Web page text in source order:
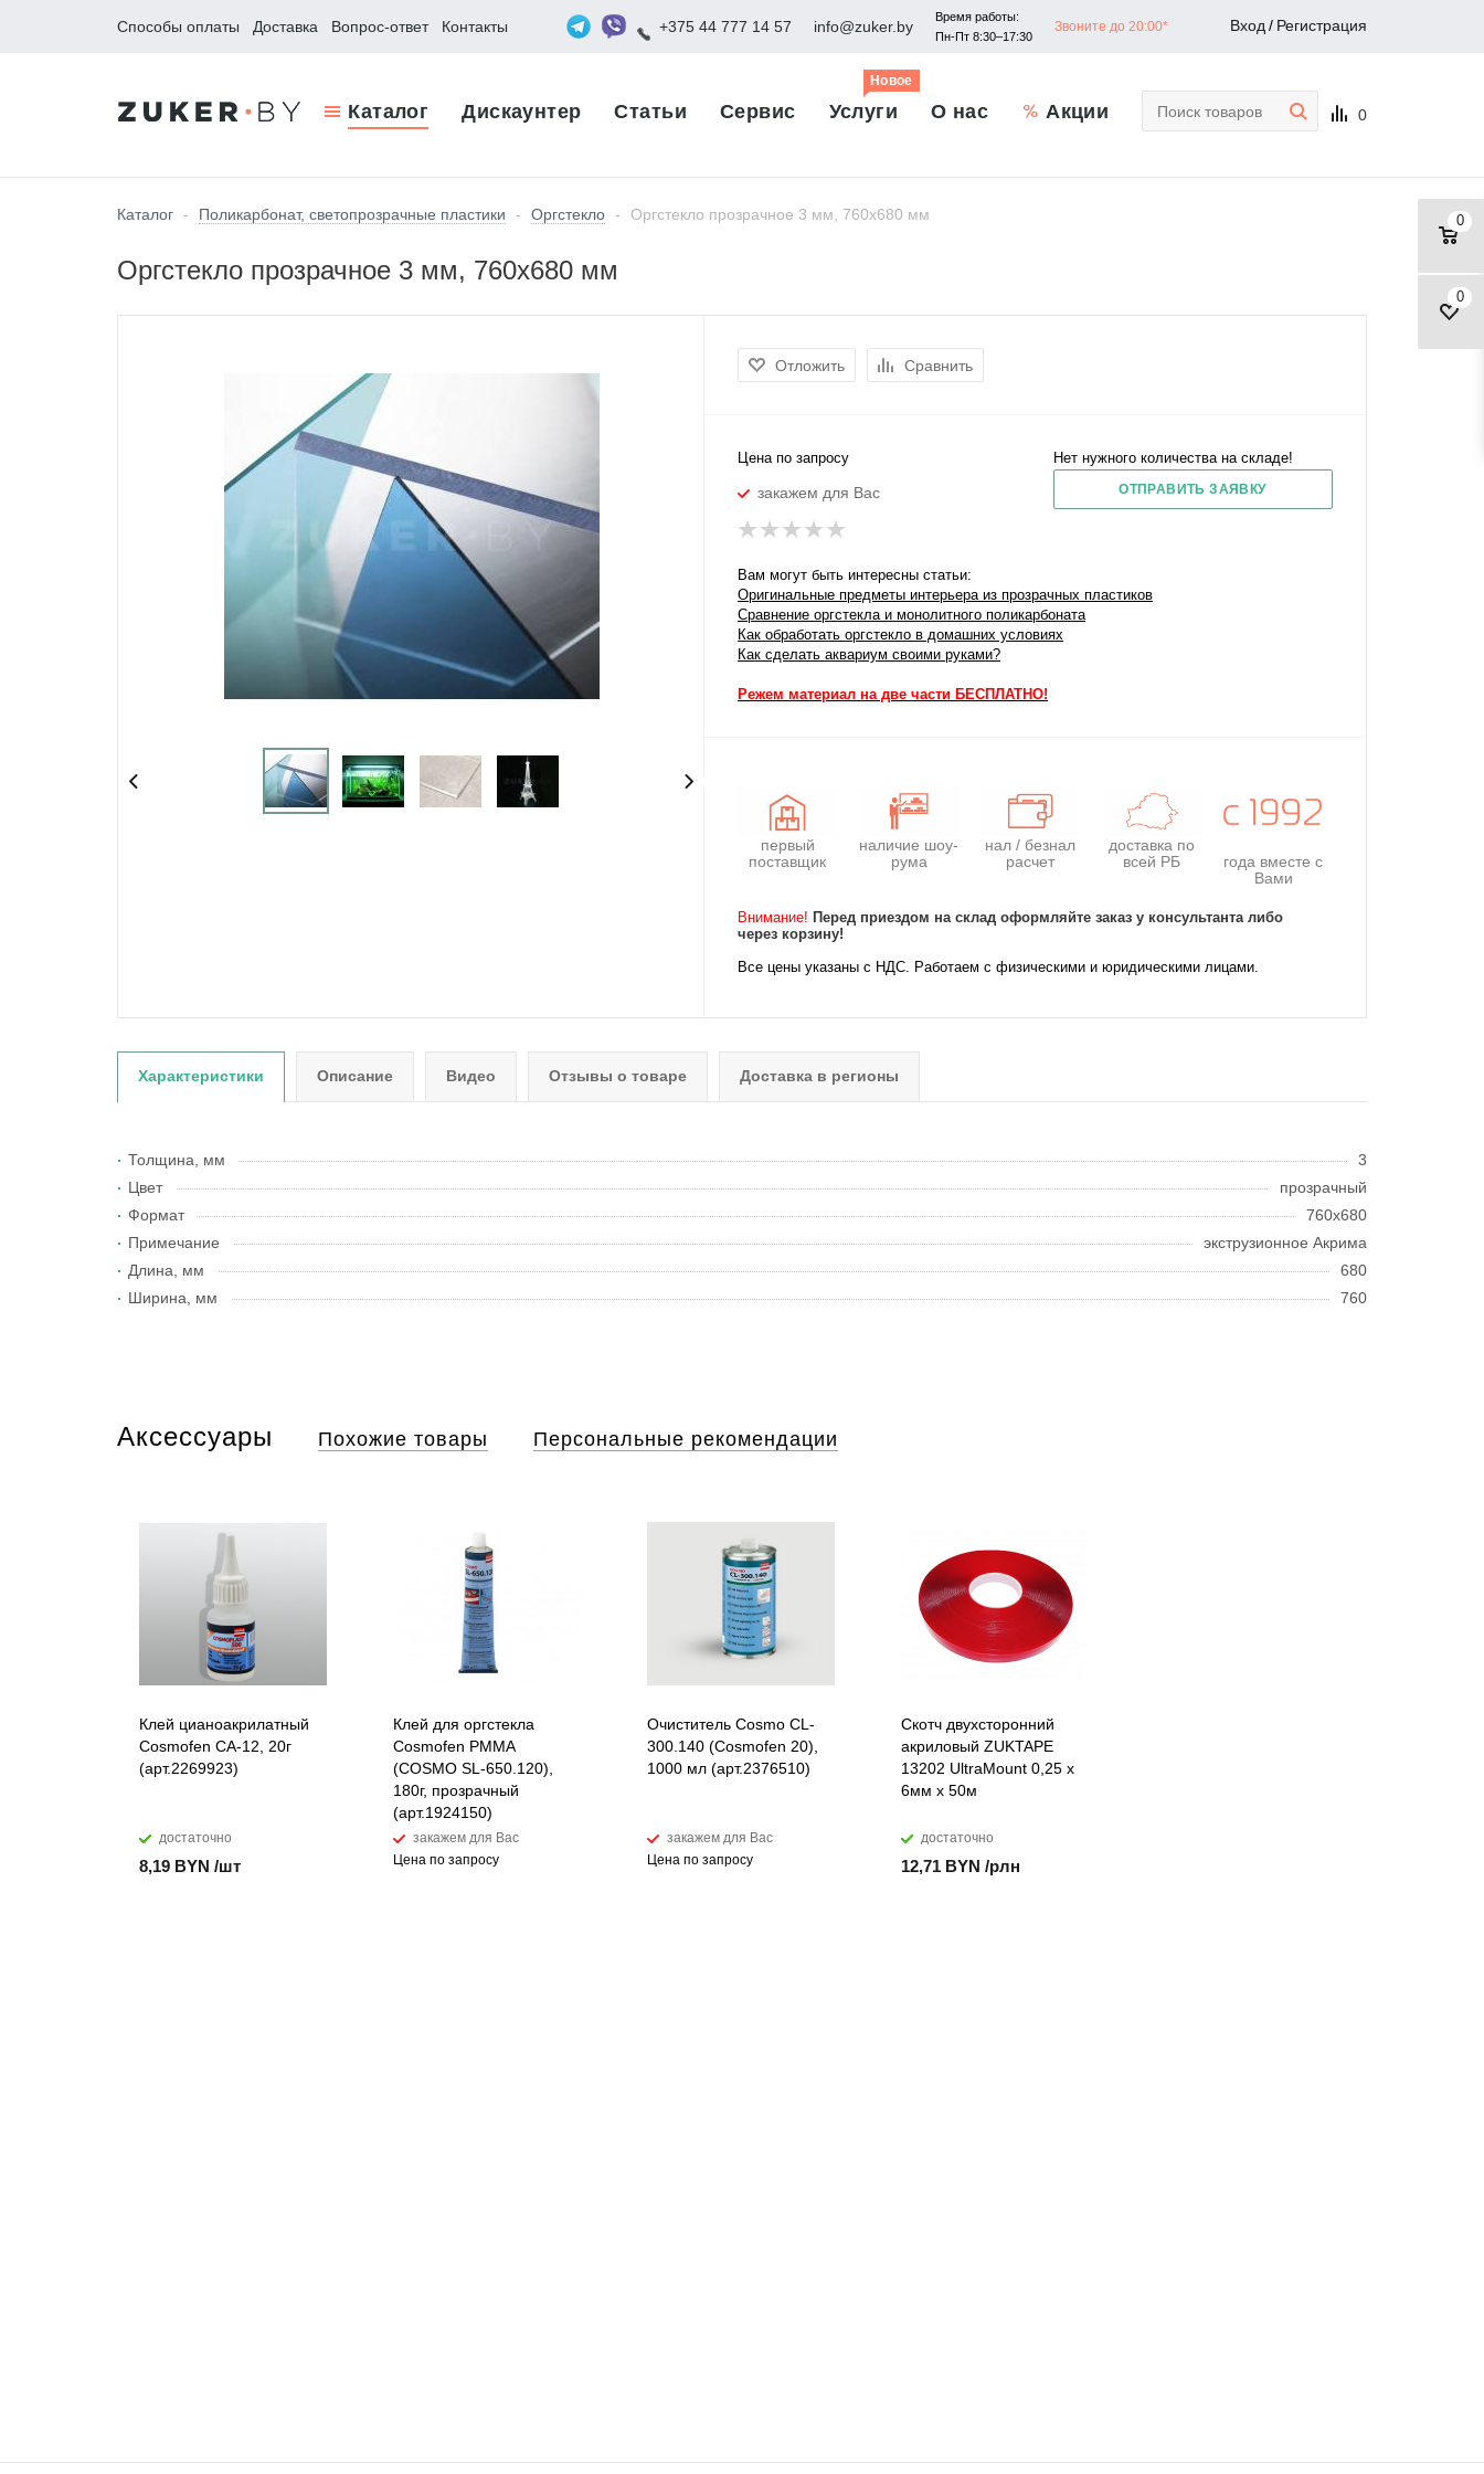
Способы оплаты Доставка Вопрос-ответ Контакты +375 44 777 14 57 info@zuker.by
Время работы:
Пн-Пт 8:30–17:30
Звоните до 20:00* Вход / Регистрация
Каталог Дискаунтер Статьи Сервис Услуги
Новое
О нас Акции 0
0
0
Каталог - Поликарбонат, светопрозрачные пластики - Оргстекло - Оргстекло прозрачное 3 мм, 760х680 мм
Оргстекло прозрачное 3 мм, 760х680 мм
Отложить Сравнить
Цена по запросу
закажем для Вас
Нет нужного количества на складе!
ОТПРАВИТЬ ЗАЯВКУ
Вам могут быть интересны статьи:
Оригинальные предметы интерьера из прозрачных пластиков
Сравнение оргстекла и монолитного поликарбоната
Как обработать оргстекло в домашних условиях
Как сделать аквариум своими руками?
Режем материал на две части БЕСПЛАТНО!
первый
поставщик
наличие шоу-
рума
нал / безнал
расчет
доставка по
всей РБ
года вместе с
Вами
Внимание! Перед приездом на склад оформляйте заказ у консультанта либо
через корзину!
Все цены указаны с НДС. Работаем с физическими и юридическими лицами.
Характеристики Описание Видео Отзывы о товаре Доставка в регионы
Толщина, мм
3
Цвет
прозрачный
Формат
760x680
Примечание
экструзионное Акрима
Длина, мм
680
Ширина, мм
760
Аксессуары Похожие товары Персональные рекомендации
Клей цианоакрилатный
Cosmofen CA-12, 20г
(арт.2269923)
достаточно
8,19 BYN /шт
Клей для оргстекла
Cosmofen PMMA
(COSMO SL-650.120),
180г, прозрачный
(арт.1924150)
закажем для Вас
Цена по запросу
Очиститель Cosmo CL-
300.140 (Cosmofen 20),
1000 мл (арт.2376510)
закажем для Вас
Цена по запросу
Скотч двухсторонний
акриловый ZUKTAPE
13202 UltraMount 0,25 х
6мм х 50м
достаточно
12,71 BYN /рлн